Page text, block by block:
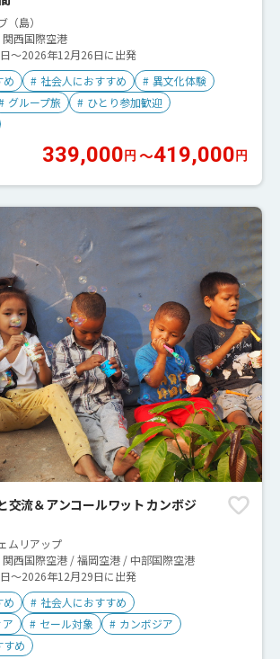
島）
西国際空港
～2026年12月26日に出発
め # 社会人におすすめ # 異文化体験
グループ旅 # ひとり参加歓迎
339,000 円 〜419,000 円
交流＆アンコールワット カンボジ
ムリアップ
西国際空港 / 福岡空港 / 中部国際空港
～2026年12月29日に出発
め # 社会人におすすめ
# セール対象 # カンボジア
すめ